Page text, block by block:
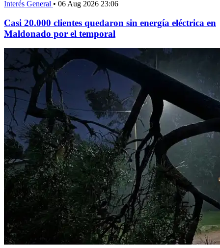
Interés General • 06 Aug 2026 23:06
Casi 20.000 clientes quedaron sin energía eléctrica en
Maldonado por el temporal